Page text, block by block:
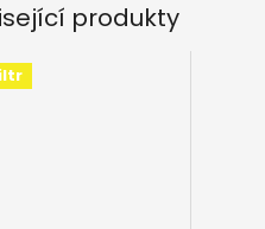
produkty